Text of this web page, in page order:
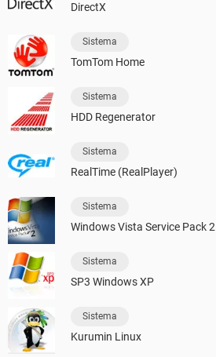
DirectX
Sistema
TomTom Home
Sistema
HDD Regenerator
Sistema
RealTime (RealPlayer)
Sistema
Windows Vista Service Pack 2
Sistema
SP3 Windows XP
Sistema
Kurumin Linux